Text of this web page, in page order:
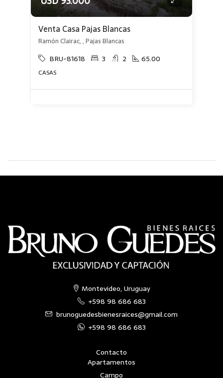
Venta Casa Pajas Blancas
Ramón Clairac, , Pajas Blancas
BRU-81618 3 2 65.00
CASAS
Montevideo, Uruguay
+598 98 686 683
brunoguedesbienesraices@gmail.com
+598 98 686 683
Contacto
Apartamentos
Campo